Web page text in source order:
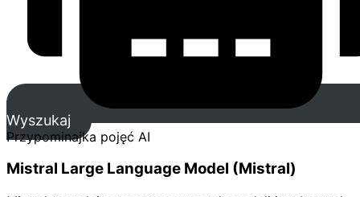
Wyszukaj
Przypominajka pojęć AI
Mistral Large Language Model (Mistral)